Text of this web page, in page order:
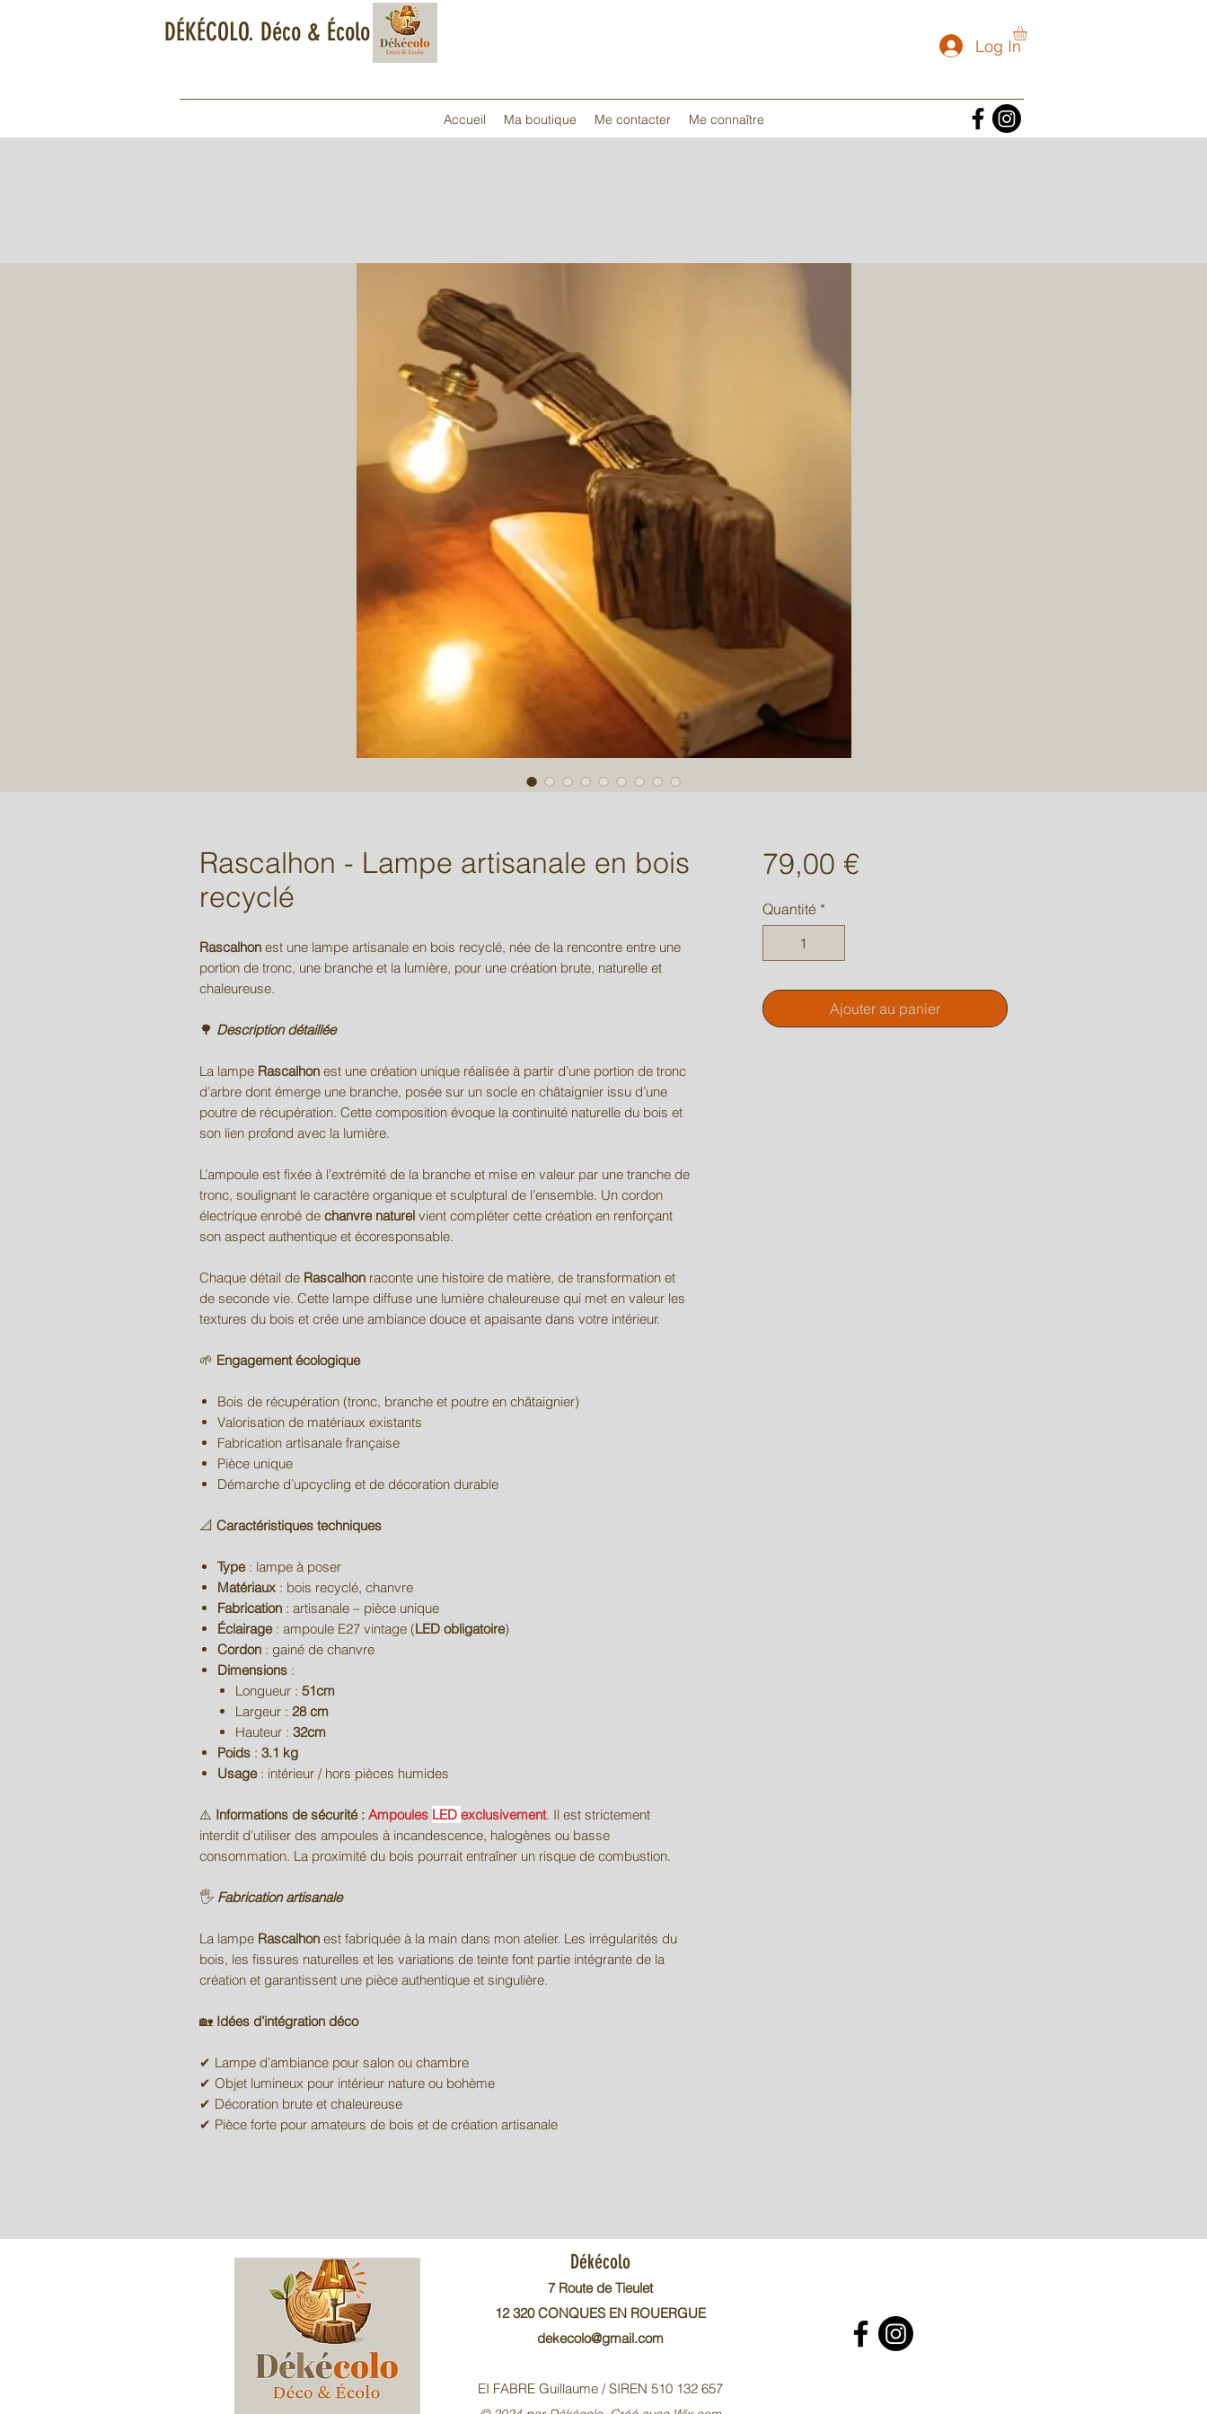
DÉKÉCOLO. Déco & Écolo Log In
Accueil Ma boutique Me contacter Me connaître
Rascalhon - Lampe artisanale en bois
recyclé
Rascalhon est une lampe artisanale en bois recyclé, née de la rencontre entre une
portion de tronc, une branche et la lumière, pour une création brute, naturelle et
chaleureuse.
🌳 Description détaillée
La lampe Rascalhon est une création unique réalisée à partir d’une portion de tronc
d’arbre dont émerge une branche, posée sur un socle en châtaignier issu d’une
poutre de récupération. Cette composition évoque la continuité naturelle du bois et
son lien profond avec la lumière.
L’ampoule est fixée à l’extrémité de la branche et mise en valeur par une tranche de
tronc, soulignant le caractère organique et sculptural de l’ensemble. Un cordon
électrique enrobé de chanvre naturel vient compléter cette création en renforçant
son aspect authentique et écoresponsable.
Chaque détail de Rascalhon raconte une histoire de matière, de transformation et
de seconde vie. Cette lampe diffuse une lumière chaleureuse qui met en valeur les
textures du bois et crée une ambiance douce et apaisante dans votre intérieur.
🌱 Engagement écologique
Bois de récupération (tronc, branche et poutre en châtaignier)
Valorisation de matériaux existants
Fabrication artisanale française
Pièce unique
Démarche d’upcycling et de décoration durable
📐 Caractéristiques techniques
Type: lampe à poser
Matériaux : bois recyclé, chanvre
Fabrication : artisanale – pièce unique
Éclairage: ampoule E27 vintage (LED obligatoire)
Cordon : gainé de chanvre
Dimensions :
Longueur : 51cm
Largeur : 28 cm
Hauteur : 32cm
Poids : 3.1 kg
Usage: intérieur / hors pièces humides
⚠️ Informations de sécurité : Ampoules LED exclusivement. Il est strictement
interdit d’utiliser des ampoules à incandescence, halogènes ou basse
consommation. La proximité du bois pourrait entraîner un risque de combustion.
🖐️ Fabrication artisanale
La lampe Rascalhon est fabriquée à la main dans mon atelier. Les irrégularités du
bois, les fissures naturelles et les variations de teinte font partie intégrante de la
création et garantissent une pièce authentique et singulière.
🏡 Idées d’intégration déco
✔ Lampe d’ambiance pour salon ou chambre
✔ Objet lumineux pour intérieur nature ou bohème
✔ Décoration brute et chaleureuse
✔ Pièce forte pour amateurs de bois et de création artisanale
79,00 €Prix
Quantité *
Ajouter au panier
Dékécolo
7 Route de Tieulet
12 320 CONQUES EN ROUERGUE
dekecolo@gmail.com
EI FABRE Guillaume / SIREN 510 132 657